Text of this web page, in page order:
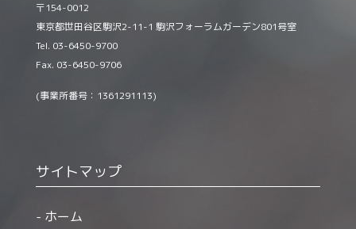
〒154-0012
東京都世田谷区駒沢2-11-1 駒沢フォーラムガーデン801号室
Tel. 03-6450-9700
Fax. 03-6450-9706
(事業所番号：1361291113)
サイトマップ
ホーム